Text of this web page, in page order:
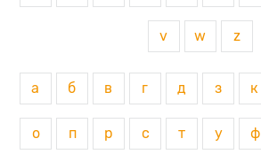
v w z
а б в г д з к
о п р с т у ф